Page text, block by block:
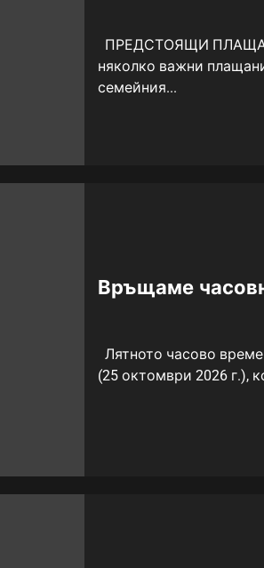
ПРЕДСТОЯЩИ
няколко важни
семейния...
Връщаме
Лятното часово
(25 октомври 2026 г.),